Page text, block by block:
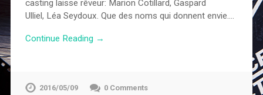
casting laisse rêveur: Marion Cotillard, Gaspard
Ulliel, Léa Seydoux. Que des noms qui donnent envie….
Continue Reading →
2016/05/09 0 Comments